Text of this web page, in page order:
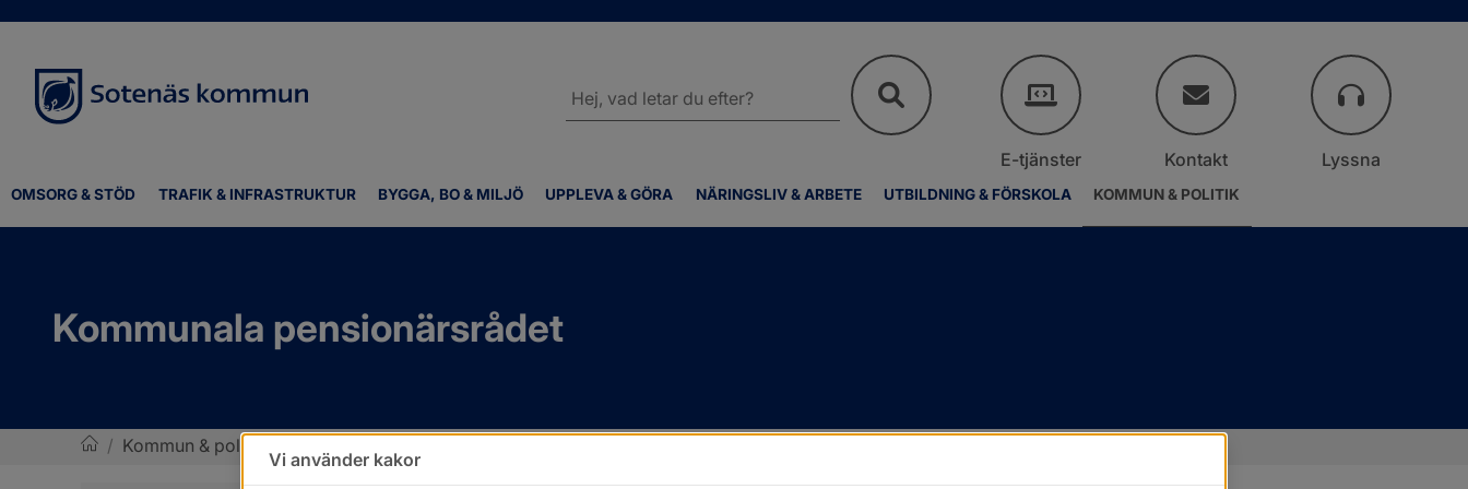
OMSORG & STÖD TRAFIK & INFRASTRUKTUR BYGGA, BO & MILJÖ UPPLEVA & GÖRA NÄRINGSLIV & ARBETE UTBILDNING & FÖRSKOLA KOMMUN & POLITIK
webbplatsen
E-tjänster Kontakt Lyssna
Kommunala pensionärsrådet
/ Kommun & politik
Vi använder kakor